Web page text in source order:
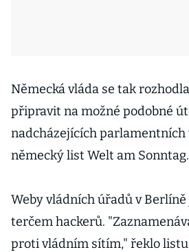
Německá vláda se tak
připravit na možné podobné
nadcházejících parlamentních
německý list Welt am Sonntag.
Weby vládních úřadů v
terčem hackerů.
proti vládním sítím," řeklo